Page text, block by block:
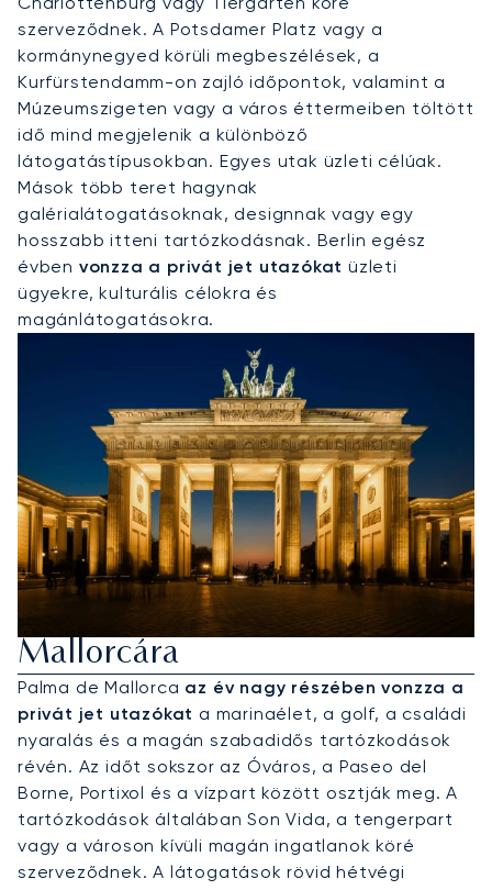
szerveződnek. A Potsdamer Platz vagy a
kormánynegyed körüli megbeszélések, a
Kurfürstendamm-on zajló időpontok, valamint a
Múzeumszigeten vagy a város éttermeiben töltött
idő mind megjelenik a különböző
látogatástípusokban. Egyes utak üzleti célúak.
Mások több teret hagynak
galérialátogatásoknak, designnak vagy egy
hosszabb itteni tartózkodásnak. Berlin egész
évben vonzza a privát jet utazókat üzleti
ügyekre, kulturális célokra és
magánlátogatásokra.
Privát Jet Bérlése Palma De
Mallorcára
Palma de Mallorca az év nagy részében vonzza a
privát jet utazókat a marinaélet, a golf, a családi
nyaralás és a magán szabadidős tartózkodások
révén. Az időt sokszor az Óváros, a Paseo del
Borne, Portixol és a vízpart között osztják meg. A
tartózkodások általában Son Vida, a tengerpart
vagy a városon kívüli magán ingatlanok köré
szerveződnek. A látogatások rövid hétvégi